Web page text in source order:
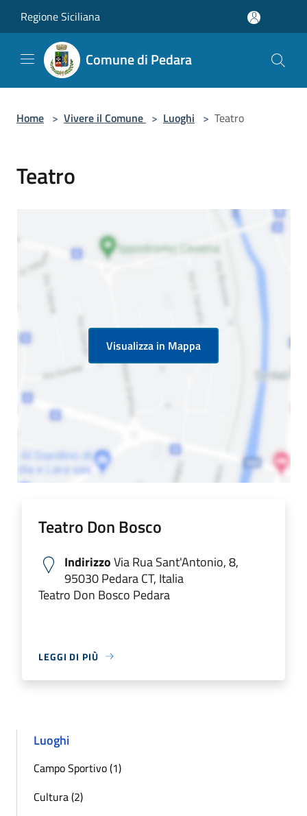
Regione Siciliana
Comune di Pedara
Home > Vivere il Comune > Luoghi > Teatro
Teatro
Visualizza in Mappa
Teatro Don Bosco
IndirizzoVia Rua Sant'Antonio, 8,
95030 Pedara CT, Italia
Teatro Don Bosco Pedara
LEGGI DI PIÙ
Luoghi
Campo Sportivo (1)
Cultura (2)